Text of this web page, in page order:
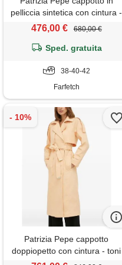
pelliccia sintetica con cintura -
verde
476,00 € 680,00 €
Sped. gratuita
38-40-42
Farfetch
Patrizia Pepe cappotto
doppiopetto con cintura - toni
neutri